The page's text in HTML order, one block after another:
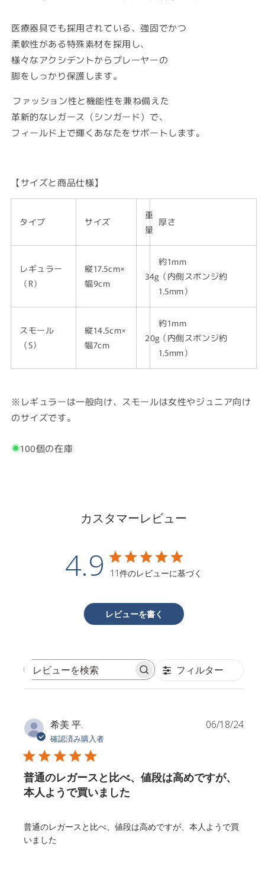
医療器具でも採用されている、強固でかつ
柔軟性がある特殊素材を採用し、
様々なアクシデントからプレーヤーの
脚をしっかり保護します。
ファッション性と機能性を兼ね備えた
革新的なレガース（シンガード）で、
フィールド上で輝くあなたをサポートします。
【サイズと商品仕様】
タイプ サイズ
重
量
厚さ
レギュラー
（R）
縦17.5cm×
幅9cm
34g
約1mm
（内側スポンジ約
1.5mm）
スモール
（S）
縦14.5cm×
幅7cm
20g
約1mm
（内側スポンジ約
1.5mm）
※レギュラーは一般向け、スモールは女性やジュニア向け
のサイズです。
100個の在庫
カスタマーレビュー
4.9 11件のレビューに基づく
レビューを書く
レ
検
索
フィルター
希美 平.
確認済み購入者
普通のレガースと比べ、値段は高めですが、
本人ようで買いました
普通のレガースと比べ、値段は高めですが、本人ようで買
いました
公
06/18/24